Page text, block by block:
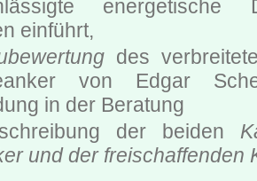
energetische
einführt,
des
von Edgar
in der Beratung
der beiden
und der freischaffenden